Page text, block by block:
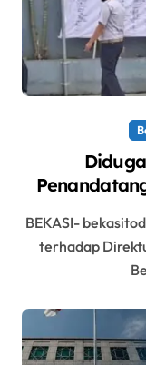
BEKASI- bekasitoday.com– Polemik mosi tidak percaya
terhadap